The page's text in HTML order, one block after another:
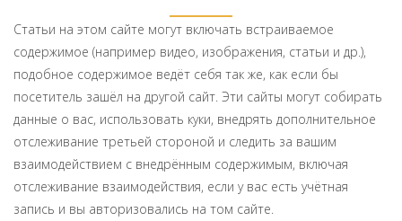
Статьи на этом сайте могут включать встраиваемое
содержимое (например видео, изображения, статьи и др.),
подобное содержимое ведёт себя так же, как если бы
посетитель зашёл на другой сайт. Эти сайты могут собирать
данные о вас, использовать куки, внедрять дополнительное
отслеживание третьей стороной и следить за вашим
взаимодействием с внедрённым содержимым, включая
отслеживание взаимодействия, если у вас есть учётная
запись и вы авторизовались на том сайте.